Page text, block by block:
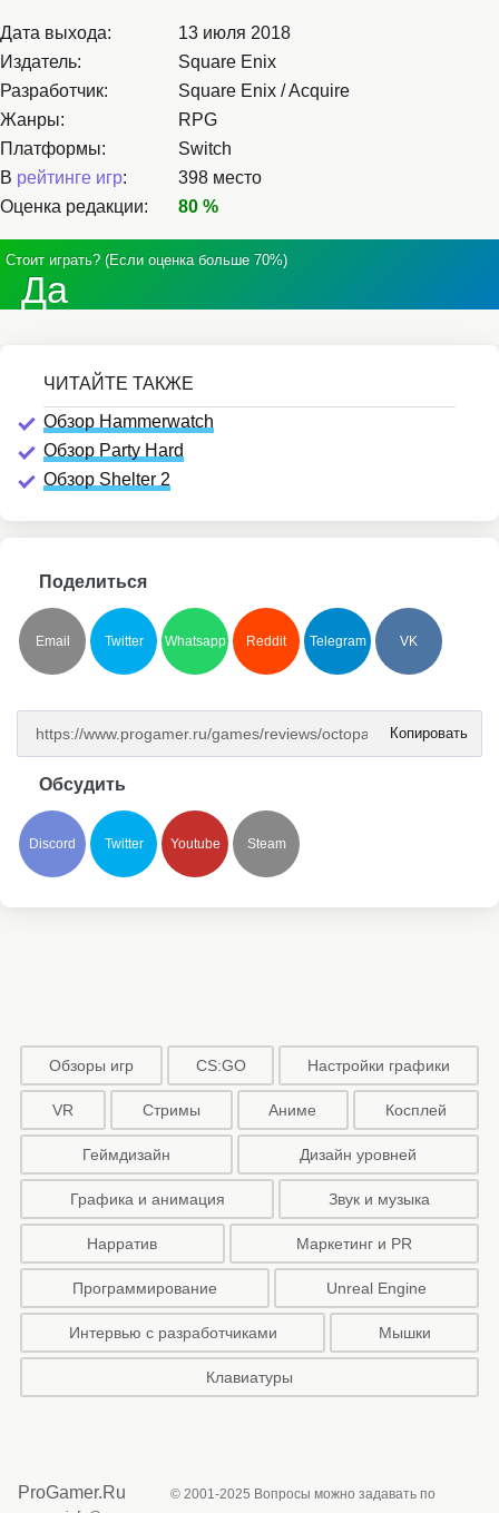
Дата выхода:
13 июля 2018
Издатель:
Square Enix
Разработчик:
Square Enix / Acquire
Жанры:
RPG
Платформы:
Switch
В рейтинге игр:
398 место
Оценка редакции:
80 %
Стоит играть? (Если оценка больше 70%)
Да
Обзор Hammerwatch
Обзор Party Hard
Обзор Shelter 2
Поделиться
Email Twitter Whatsapp Reddit Telegram VK
Копировать
Обсудить
Discord Twitter Youtube Steam
Обзоры игр CS:GO Настройки графики
VR Стримы Аниме Косплей
Геймдизайн Дизайн уровней
Графика и анимация Звук и музыка
Нарратив Маркетинг и PR
Программирование Unreal Engine
Интервью с разработчиками Мышки
Клавиатуры
ProGamer.Ru
© 2001-2025 Вопросы можно задавать по